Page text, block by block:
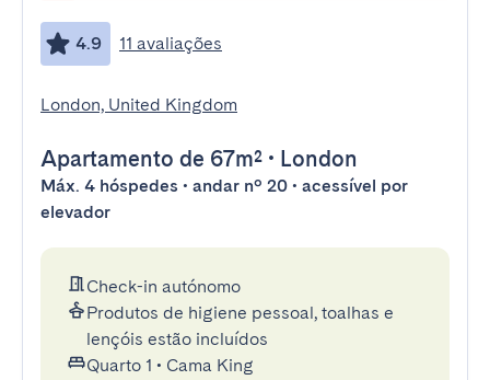
4.9 11 avaliações
London, United Kingdom
Apartamento de 67m² • London
Máx. 4 hóspedes • andar nº 20 • acessível por
elevador
Check-in autónomo
Produtos de higiene pessoal, toalhas e
lençóis estão incluídos
Quarto 1 • Cama King